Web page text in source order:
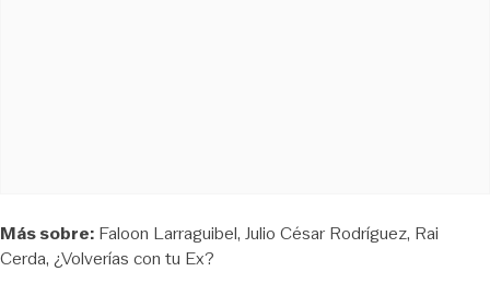
Más sobre: Faloon Larraguibel Julio César Rodríguez Rai
Cerda ¿Volverías con tu Ex?